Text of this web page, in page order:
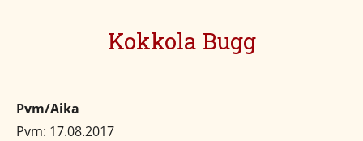
Kokkola Bugg
Pvm/Aika
Pvm: 17.08.2017